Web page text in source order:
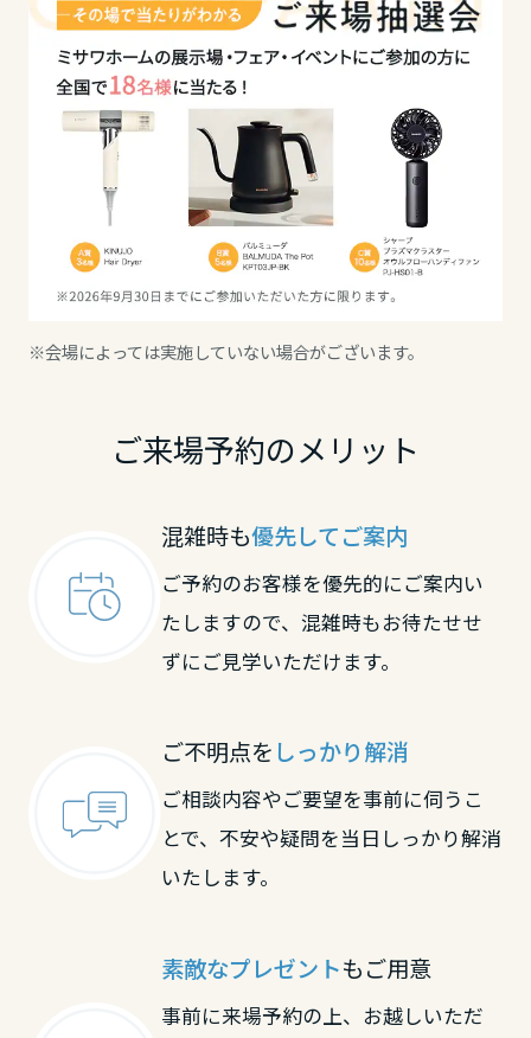
※会場によっては実施していない場合がございます。
ご来場予約のメリット
混雑時も優先してご案内
ご予約のお客様を優先的にご案内い
たしますので、混雑時もお待たせせ
ずにご見学いただけます。
ご不明点を しっかり解消
ご相談内容やご要望を事前に伺うこ
とで、不安や疑問を当日しっかり解消
いたします。
素敵なプレゼントもご用意
事前に来場予約の上、お越しいただ
岡山県
広島県
山口県
徳島県
高知県
佐賀県